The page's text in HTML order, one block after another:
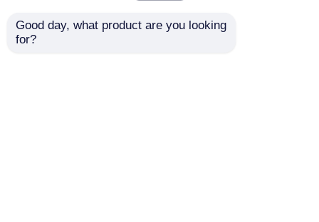
Miglior prezzo Miglior prezzo
Good day, what product are you looking
for?